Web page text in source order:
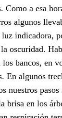
Como a esa
algunos
luz indicadora,
oscuridad.
los bancos, en
En algunos
nuestros
brisa en los